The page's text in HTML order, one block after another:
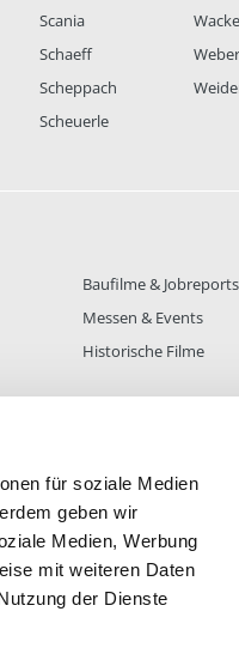
für soziale Medien
geben wir
Medien, Werbung
mit weiteren Daten
der Dienste
Scania
Schaeff
Scheppach
Scheuerle
Baufilme & Jobreports
Messen & Events
Historische Filme
ALLE THEMEN